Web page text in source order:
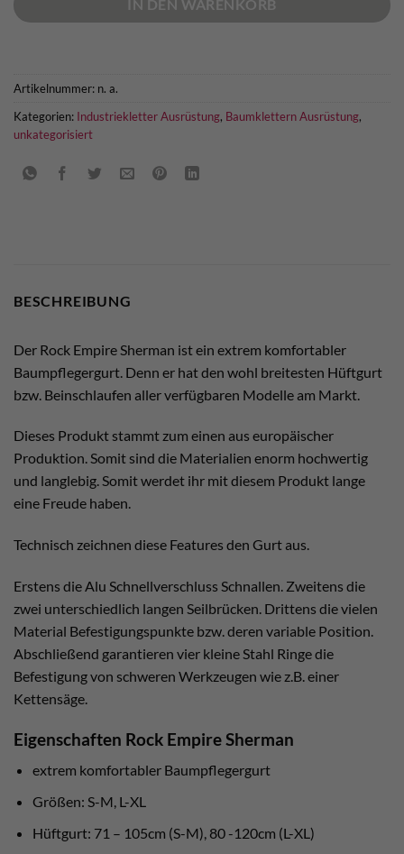
IN DEN WARENKORB
Artikelnummer: n. a.
Kategorien: Industriekletter Ausrüstung, Baumklettern Ausrüstung,
unkategorisiert
BESCHREIBUNG
Der Rock Empire Sherman ist ein extrem komfortabler
Baumpflegergurt. Denn er hat den wohl breitesten Hüftgurt
bzw. Beinschlaufen aller verfügbaren Modelle am Markt.
Dieses Produkt stammt zum einen aus europäischer
Produktion. Somit sind die Materialien enorm hochwertig
und langlebig. Somit werdet ihr mit diesem Produkt lange
eine Freude haben.
Technisch zeichnen diese Features den Gurt aus.
Erstens die Alu Schnellverschluss Schnallen. Zweitens die
zwei unterschiedlich langen Seilbrücken. Drittens die vielen
Material Befestigungspunkte bzw. deren variable Position.
Abschließend garantieren vier kleine Stahl Ringe die
Befestigung von schweren Werkzeugen wie z.B. einer
Kettensäge.
Eigenschaften Rock Empire Sherman
extrem komfortabler Baumpflegergurt
Größen: S-M, L-XL
Hüftgurt: 71 – 105cm (S-M), 80 -120cm (L-XL)